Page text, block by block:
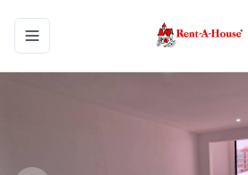
Toggle navigation menu